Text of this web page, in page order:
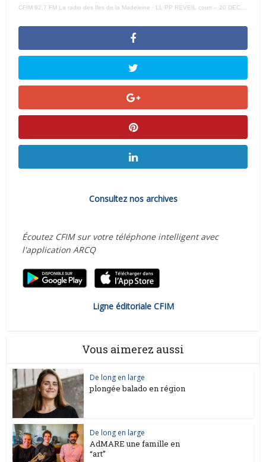
CFIM 92,7 FM La radio des Iles de la Madeleine · LL PP REVEIL court – 20 DECEMBRE 2024 –
Consultez nos archives
Écoutez CFIM sur votre téléphone intelligent avec
l'application ARCQ
Ligne éditoriale CFIM
Vous aimerez aussi
De long en large
plongée balado en région
De long en large
AdMARE une famille en
“art”